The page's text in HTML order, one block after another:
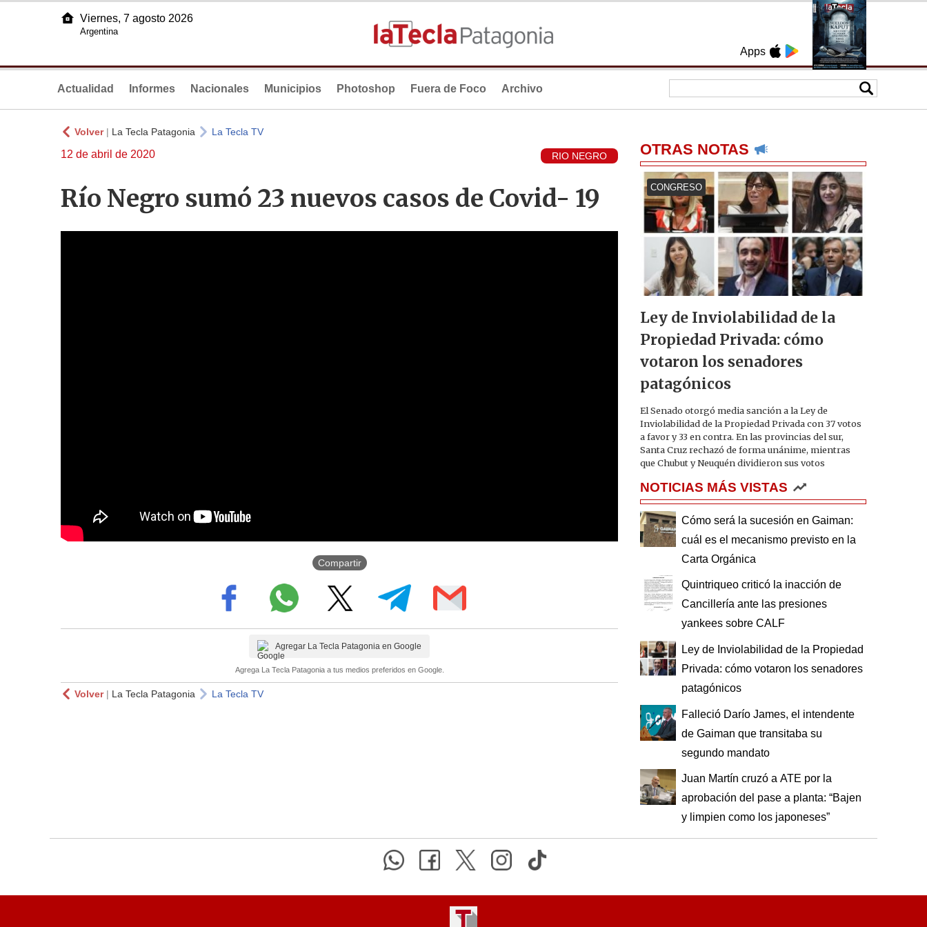
Apps
Viernes, 7 agosto 2026
Argentina
Actualidad Informes Nacionales Municipios Photoshop Fuera de Foco Archivo
Volver| La Tecla Patagonia La Tecla TV
12 de abril de 2020 RIO NEGRO
Río Negro sumó 23 nuevos casos de Covid- 19
Compartir
Agregar La Tecla Patagonia en Google
Agrega La Tecla Patagonia a tus medios preferidos en Google.
Volver| La Tecla Patagonia La Tecla TV
OTRAS NOTAS
CONGRESO
Ley de Inviolabilidad de la
Propiedad Privada: cómo
votaron los senadores
patagónicos
El Senado otorgó media sanción a la Ley de
Inviolabilidad de la Propiedad Privada con 37 votos
a favor y 33 en contra. En las provincias del sur,
Santa Cruz rechazó de forma unánime, mientras
que Chubut y Neuquén dividieron sus votos
NOTICIAS MÁS VISTAS
Cómo será la sucesión en Gaiman:
cuál es el mecanismo previsto en la
Carta Orgánica
Quintriqueo criticó la inacción de
Cancillería ante las presiones
yankees sobre CALF
Ley de Inviolabilidad de la Propiedad
Privada: cómo votaron los senadores
patagónicos
Falleció Darío James, el intendente
de Gaiman que transitaba su
segundo mandato
Juan Martín cruzó a ATE por la
aprobación del pase a planta: “Bajen
y limpien como los japoneses”